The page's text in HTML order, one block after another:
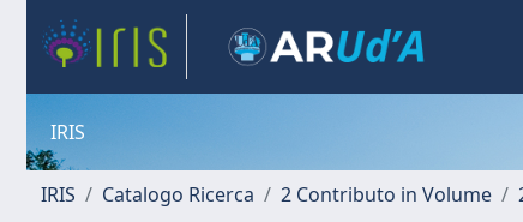
IRIS
IRIS Catalogo Ricerca 2 Contributo in Volume